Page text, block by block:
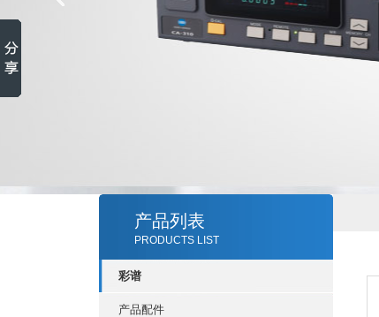
产品列表
PRODUCTS LIST
彩谱
产品配件